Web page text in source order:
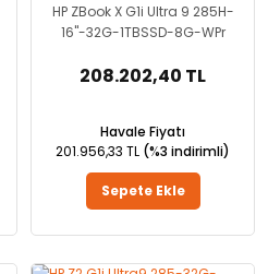
HP ZBook X G1i Ultra 9 285H-
16''-32G-1TBSSD-8G-WPr
208.202,40 TL
Havale Fiyatı
201.956,33 TL (%3 indirimli)
Sepete Ekle